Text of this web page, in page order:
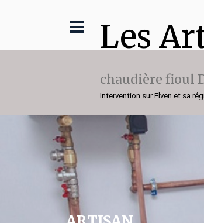
Les
chaudière fioul
Intervention sur Elven et sa